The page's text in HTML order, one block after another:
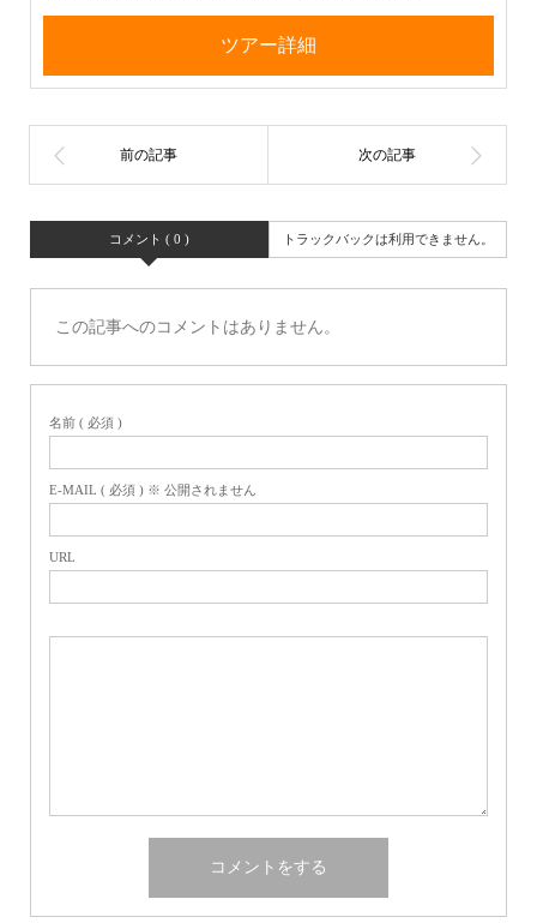
ツアー詳細
コメント ( 0 ) トラックバックは利用できません。
この記事へのコメントはありません。
名前 ( 必須 )
E-MAIL ( 必須 ) ※ 公開されません
URL